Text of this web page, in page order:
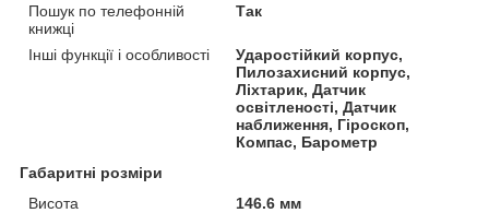
Пошук по телефонній
книжці
Так
Інші функції і особливості
Ударостійкий корпус,
Пилозахисний корпус,
Ліхтарик, Датчик
освітленості, Датчик
наближення, Гіроскоп,
Компас, Барометр
Габаритні розміри
Висота
146.6 мм